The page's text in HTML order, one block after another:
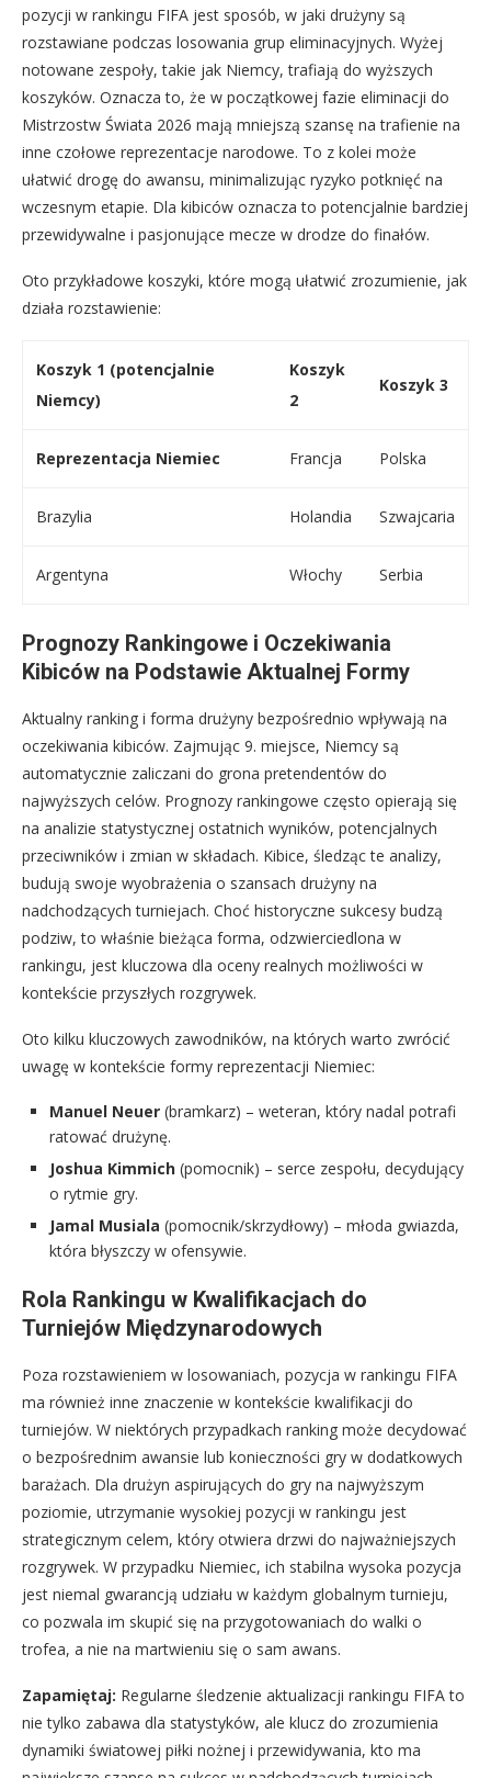
pozycji w rankingu FIFA jest sposób, w jaki drużyny są
rozstawiane podczas losowania grup eliminacyjnych. Wyżej
notowane zespoły, takie jak Niemcy, trafiają do wyższych
koszyków. Oznacza to, że w początkowej fazie eliminacji do
Mistrzostw Świata 2026 mają mniejszą szansę na trafienie na
inne czołowe reprezentacje narodowe. To z kolei może
ułatwić drogę do awansu, minimalizując ryzyko potknięć na
wczesnym etapie. Dla kibiców oznacza to potencjalnie bardziej
przewidywalne i pasjonujące mecze w drodze do finałów.
Oto przykładowe koszyki, które mogą ułatwić zrozumienie, jak
działa rozstawienie:
Koszyk 1 (potencjalnie
Niemcy)
Koszyk
2
Koszyk 3
Reprezentacja Niemiec Francja Polska
Brazylia Holandia Szwajcaria
Argentyna Włochy Serbia
Prognozy Rankingowe i Oczekiwania
Kibiców na Podstawie Aktualnej Formy
Aktualny ranking i forma drużyny bezpośrednio wpływają na
oczekiwania kibiców. Zajmując 9. miejsce, Niemcy są
automatycznie zaliczani do grona pretendentów do
najwyższych celów. Prognozy rankingowe często opierają się
na analizie statystycznej ostatnich wyników, potencjalnych
przeciwników i zmian w składach. Kibice, śledząc te analizy,
budują swoje wyobrażenia o szansach drużyny na
nadchodzących turniejach. Choć historyczne sukcesy budzą
podziw, to właśnie bieżąca forma, odzwierciedlona w
rankingu, jest kluczowa dla oceny realnych możliwości w
kontekście przyszłych rozgrywek.
Oto kilku kluczowych zawodników, na których warto zwrócić
uwagę w kontekście formy reprezentacji Niemiec:
Manuel Neuer (bramkarz) – weteran, który nadal potrafi
ratować drużynę.
Joshua Kimmich (pomocnik) – serce zespołu, decydujący
o rytmie gry.
Jamal Musiala (pomocnik/skrzydłowy) – młoda gwiazda,
która błyszczy w ofensywie.
Rola Rankingu w Kwalifikacjach do
Turniejów Międzynarodowych
Poza rozstawieniem w losowaniach, pozycja w rankingu FIFA
ma również inne znaczenie w kontekście kwalifikacji do
turniejów. W niektórych przypadkach ranking może decydować
o bezpośrednim awansie lub konieczności gry w dodatkowych
barażach. Dla drużyn aspirujących do gry na najwyższym
poziomie, utrzymanie wysokiej pozycji w rankingu jest
strategicznym celem, który otwiera drzwi do najważniejszych
rozgrywek. W przypadku Niemiec, ich stabilna wysoka pozycja
jest niemal gwarancją udziału w każdym globalnym turnieju,
co pozwala im skupić się na przygotowaniach do walki o
trofea, a nie na martwieniu się o sam awans.
Zapamiętaj: Regularne śledzenie aktualizacji rankingu FIFA to
nie tylko zabawa dla statystyków, ale klucz do zrozumienia
dynamiki światowej piłki nożnej i przewidywania, kto ma